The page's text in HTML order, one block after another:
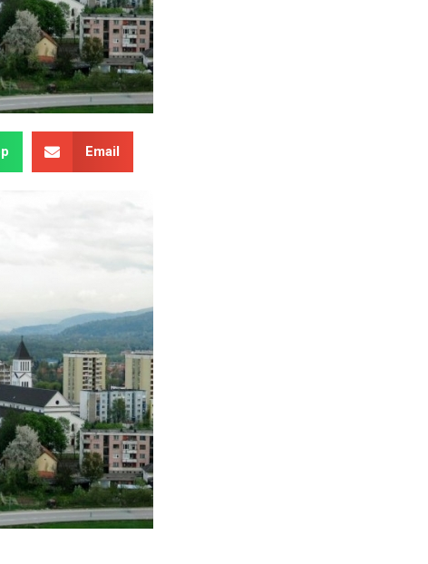
Email